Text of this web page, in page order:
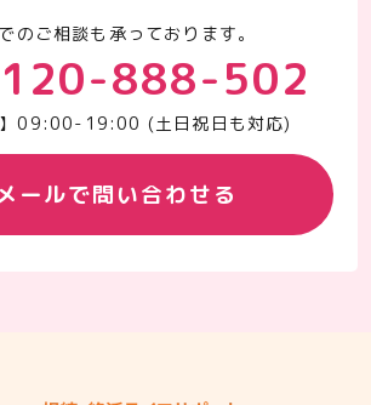
のご相談も承っております。
888-502
】09:00-19:00 (土日祝日も対応)
ールで問い合わせる